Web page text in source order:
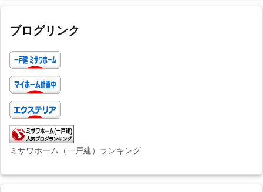
ブログリンク
ミサワホーム（一戸建）ランキング